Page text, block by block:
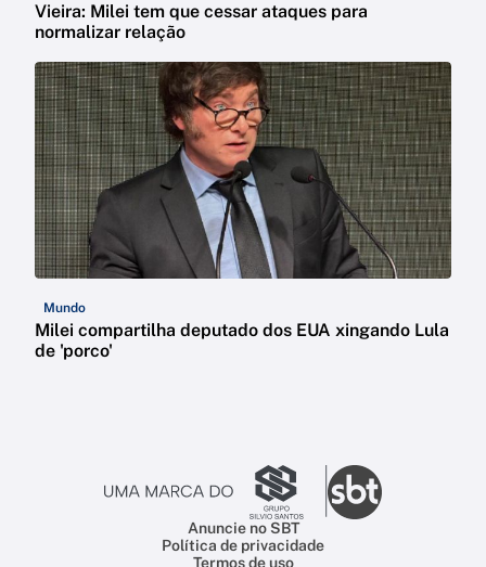
Vieira: Milei tem que cessar ataques para
normalizar relação
Mundo
Milei compartilha deputado dos EUA xingando Lula
de 'porco'
Anuncie no SBT
Política de privacidade
Termos de uso